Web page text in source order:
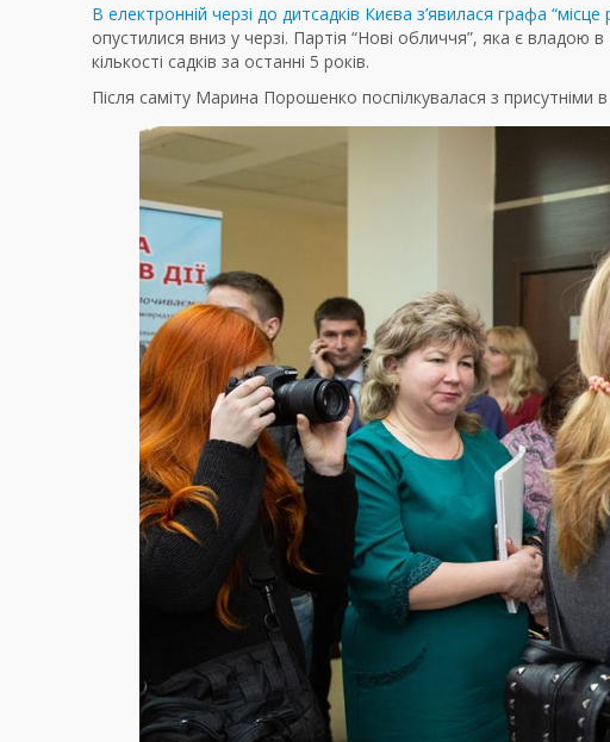
В електронній черзі до дитсадків Києва з’явилася графа “місце
опустилися вниз у черзі. Партія “Нові обличчя”, яка є владою
кількості садків за останні 5 років.
Після саміту Марина Порошенко поспілкувалася з присутніми в